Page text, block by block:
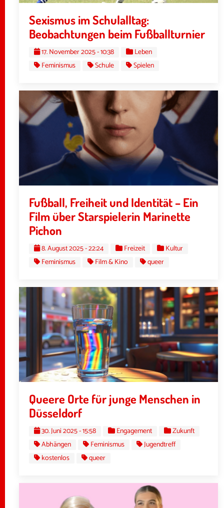
Sexismus im Schulalltag:
Beobachtungen beim Fußballturnier
17. November 2025 - 10:38
Leben
Feminismus
Schule Spielen
Fußball, Freiheit und Identität – Ein
Film über Starspielerin Marinette
Pichon
8. August 2025 - 22:24 Freizeit
Kultur
Feminismus
Film & Kino queer
Queere Orte für junge Menschen in
Düsseldorf
30. Juni 2025 - 15:58 Engagement
Zukunft
Abhängen
Feminismus
Jugendtreff
kostenlos
queer